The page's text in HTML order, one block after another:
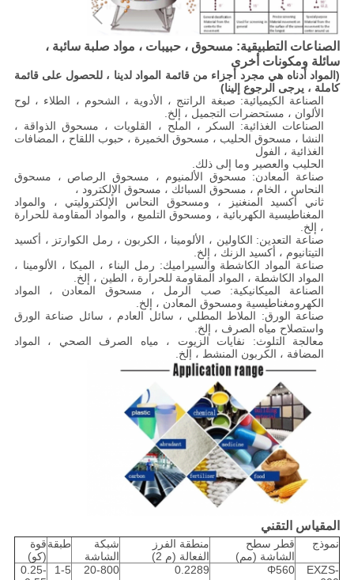
الصناعات التطبيقية: مسحوق ، حبيبات ، مواد صلبة سائبة ،
سائلة ومكونات أخرى
(المواد أدناه هي مجرد أجزاء من قائمة المواد لدينا ، للحصول على قائمة
كاملة ، يرجى الرجوع إلينا)
الصناعة الكيميائية: صبغة الراتنج ، الأدوية ، الشحوم ، الطلاء ، لوح
الألوان ، مستحضرات التجميل ، إلخ.
الصناعات الغذائية: السكر ، الملح ، القلويات ، مسحوق الذواقة ،
النشا ، مسحوق الحليب ، مسحوق الخميرة ، حبوب اللقاح ، المضافات
الغذائية ، الفول
الحليب والعصير وما إلى ذلك.
صناعة المعادن: مسحوق الألمنيوم ، مسحوق الرصاص ، مسحوق
النحاس ، الخام ، مسحوق السبائك ، مسحوق الإلكترود ،
ثاني أكسيد المنغنيز ، ومسحوق النحاس الإلكتروليتي ، والمواد
المغناطيسية الكهربائية ، ومسحوق التلميع ، والمواد المقاومة للحرارة
، إلخ.
صناعة التعدين: الكاولين ، الألومينا ، الكربون ، رمل الكوارتز ، أكسيد
التيتانيوم ، أكسيد الزنك ، إلخ.
صناعة المواد الكاشطة والسيراميك: رمل البناء ، الميكا ، الألومينا ،
المواد الكاشطة ، المواد المقاومة للحرارة ، الطين ، إلخ.
الصناعة الميكانيكية: صب الرمل ، مسحوق المعادن ، المواد
الكهرومغناطيسية ومسحوق المعادن ، إلخ.
صناعة الورق: الملاط المطلي ، سائل العادم ، سائل صناعة الورق
واستصلاح مياه الصرف ، إلخ.
معالجة التلوث: نفايات الزيوت ، مياه الصرف الصحي ، المواد
المضافة ، الكربون المنشط ، إلخ.
المقياس التقني
نموذج
قطر سطح
الشاشة (مم)
منطقة الفرز
الفعالة (م 2)
شبكة
الشاشة
طبقةقوة
(كو)
EXZS-
Φ560
0.2289
20-800
1-5
0.25-